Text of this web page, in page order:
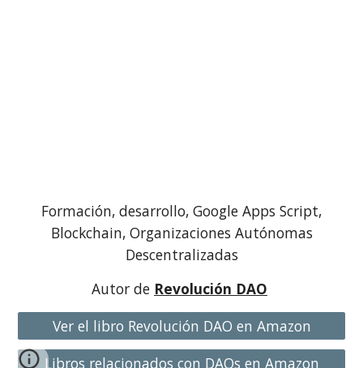
Formación, desarrollo, Google Apps Script,
Blockchain, Organizaciones Autónomas
Descentralizadas
Autor de Revolución DAO
Ver el libro Revolución DAO en Amazon
Libros relacionados con DAOs en Amazon